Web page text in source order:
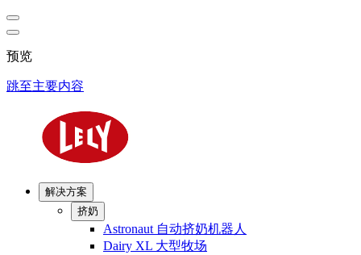
预览
跳至主要内容
解决方案
挤奶
Astronaut 自动挤奶机器人
Dairy XL 大型牧场